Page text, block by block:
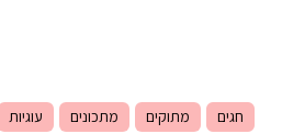
חגים מתוקים מתכונים עוגיות